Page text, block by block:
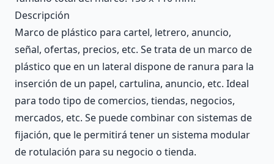
Descripción
Marco de plástico para cartel, letrero, anuncio,
señal, ofertas, precios, etc. Se trata de un marco de
plástico que en un lateral dispone de ranura para la
inserción de un papel, cartulina, anuncio, etc. Ideal
para todo tipo de comercios, tiendas, negocios,
mercados, etc. Se puede combinar con sistemas de
fijación, que le permitirá tener un sistema modular
de rotulación para su negocio o tienda.